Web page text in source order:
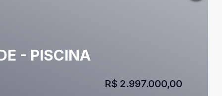
- PISCINA
R$ 2.997.000,00